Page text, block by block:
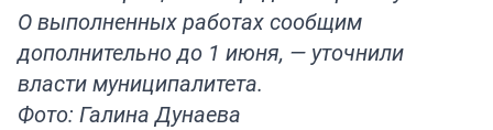
О выполненных работах сообщим
дополнительно до 1 июня, — уточнили
власти муниципалитета.
Фото: Галина Дунаева